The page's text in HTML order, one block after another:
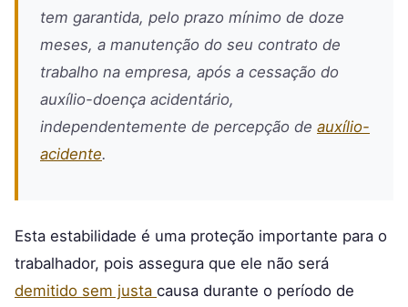
tem garantida, pelo prazo mínimo de doze
meses, a manutenção do seu contrato de
trabalho na empresa, após a cessação do
auxílio-doença acidentário,
independentemente de percepção de auxílio-
acidente.
Esta estabilidade é uma proteção importante para o
trabalhador, pois assegura que ele não será
demitido sem justa causa durante o período de